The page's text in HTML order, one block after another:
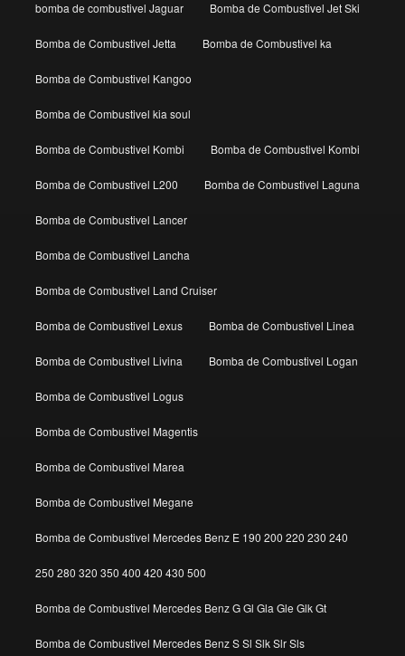
bomba de combustivel Jaguar Bomba de Combustivel Jet Ski
Bomba de Combustivel Jetta Bomba de Combustivel ka
Bomba de Combustivel Kangoo
Bomba de Combustivel kia soul
Bomba de Combustivel Kombi Bomba de Combustivel Kombi
Bomba de Combustivel L200 Bomba de Combustivel Laguna
Bomba de Combustivel Lancer
Bomba de Combustivel Lancha
Bomba de Combustivel Land Cruiser
Bomba de Combustivel Lexus Bomba de Combustivel Linea
Bomba de Combustivel Livina Bomba de Combustivel Logan
Bomba de Combustivel Logus
Bomba de Combustivel Magentis
Bomba de Combustivel Marea
Bomba de Combustivel Megane
Bomba de Combustivel Mercedes Benz E 190 200 220 230 240
250 280 320 350 400 420 430 500
Bomba de Combustivel Mercedes Benz G Gl Gla Gle Glk Gt
Bomba de Combustivel Mercedes Benz S Sl Slk Slr Sls